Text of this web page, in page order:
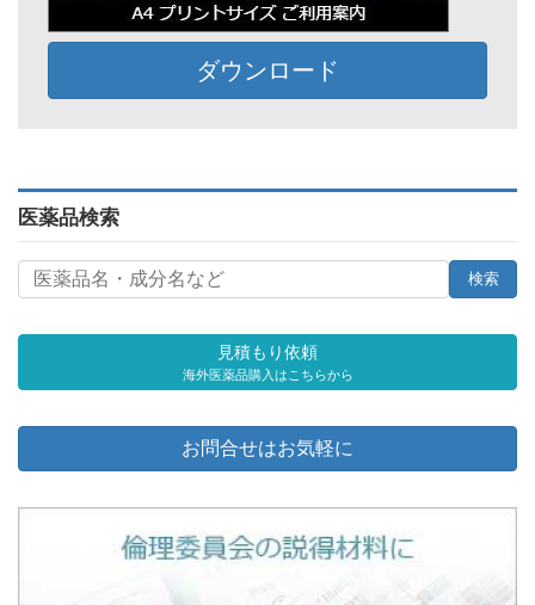
ダウンロード
医薬品検索
見積もり依頼
海外医薬品購入はこちらから
お問合せはお気軽に